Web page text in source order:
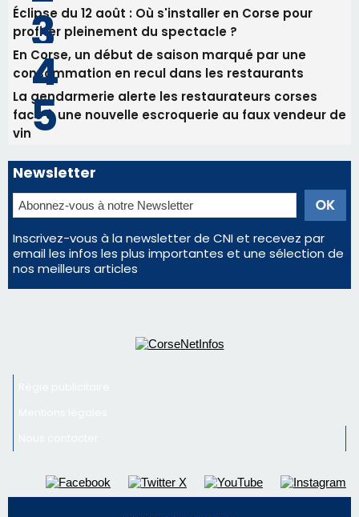
Éclipse du 12 août : Où s'installer en Corse pour
profiter pleinement du spectacle ?
En Corse, un début de saison marqué par une
consommation en recul dans les restaurants
La gendarmerie alerte les restaurateurs corses
face à une nouvelle escroquerie au faux vendeur de
vin
Newsletter
Inscrivez-vous à la newsletter de CNI et recevez par
email les infos les plus importantes et une sélection de
nos meilleurs articles